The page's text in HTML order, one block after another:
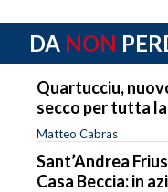
DA NON
Quartucciu,
secco per tutta
Matteo Cabras
Sant’Andrea
Casa Beccia: in